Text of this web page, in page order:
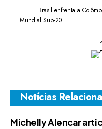
Brasil enfrenta a
Mundial Sub-20
-
Notícias
Michelly Alencar